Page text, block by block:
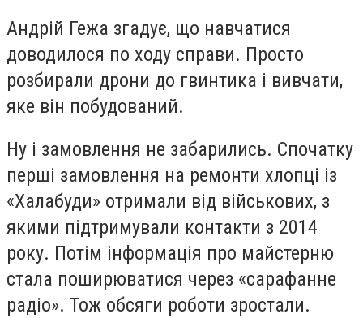
Андрій Гежа згадує, що навчатися
доводилося по ходу справи. Просто
розбирали дрони до гвинтика і вивчати,
яке він побудований.
Ну і замовлення не забарились. Спочатку
перші замовлення на ремонти хлопці із
«Халабуди» отримали від військових, з
якими підтримували контакти з 2014
року. Потім інформація про майстерню
стала поширюватися через «сарафанне
радіо». Тож обсяги роботи зростали.